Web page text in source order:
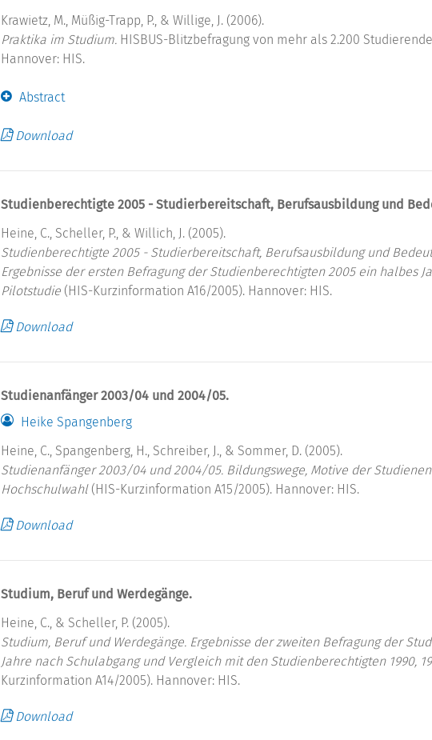
Krawietz, M., Müßig-Trapp, P., & Willige, J. (2006).
Praktika im Studium. HISBUS-Blitzbefragung von mehr als 2.200
Hannover: HIS.
Abstract
Download
Studienberechtigte 2005 - Studierbereitschaft, Berufsausbildung und
Heine, C., Scheller, P., & Willich, J. (2005).
Studienberechtigte 2005 - Studierbereitschaft, Berufsausbildung und
Ergebnisse der ersten Befragung der Studienberechtigten 2005 ein halbes
Pilotstudie (HIS-Kurzinformation A16/2005). Hannover: HIS.
Download
Studienanfänger 2003/04 und 2004/05.
Heike Spangenberg
Heine, C., Spangenberg, H., Schreiber, J., & Sommer, D. (2005).
Studienanfänger 2003/04 und 2004/05. Bildungswege, Motive der
Hochschulwahl(HIS-Kurzinformation A15/2005). Hannover: HIS.
Download
Studium, Beruf und Werdegänge.
Heine, C., & Scheller, P. (2005).
Studium, Beruf und Werdegänge. Ergebnisse der zweiten Befragung der
Jahre nach Schulabgang und Vergleich mit den Studienberechtigten 1990,
Kurzinformation A14/2005). Hannover: HIS.
Download